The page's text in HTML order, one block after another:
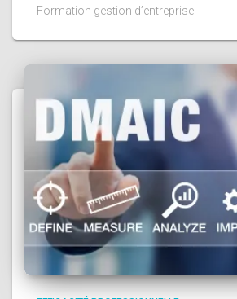
Formation gestion d’entreprise